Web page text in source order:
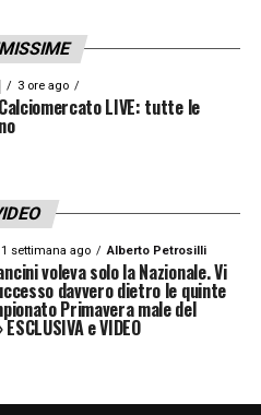
3 ore ago
LIVE: tutte le
1 settimana ago Alberto Petrosilli
voleva solo la Nazionale. Vi
davvero dietro le quinte
Primavera male del
e VIDEO